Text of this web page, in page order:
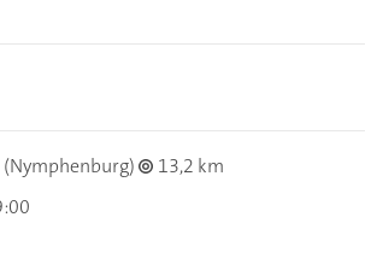
(Nymphenburg)
13,2 km